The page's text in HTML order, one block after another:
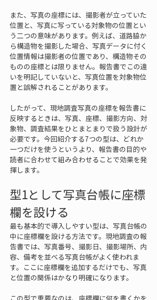
また、写真の座標には、撮影者が立っていた
位置と、写真に写っている対象物の位置とい
う二つの意味があります。例えば、道路脇か
ら構造物を撮影した場合、写真データに付く
位置情報は撮影者の位置であり、構造物その
ものの座標とは限りません。報告書でこの違
いを明記していないと、写真位置を対象物位
置と誤解されることがあります。
したがって、現地調査写真の座標を報告書に
反映するときは、写真、座標、撮影方向、対
象物、調査結果をひとまとまりで扱う設計が
必要です。今回紹介する7つの型は、どれか
一つだけを使うというより、報告書の目的や
読者に合わせて組み合わせることで効果を発
揮します。
型1として写真台帳に座標
欄を設ける
最も基本的で導入しやすい型は、写真台帳の
中に座標欄を設ける方法です。現地調査の報
告書では、写真番号、撮影日、撮影場所、内
容、備考を並べる写真台帳がよく使われま
す。ここに座標欄を追加するだけでも、写真
と位置の関係はかなり明確になります。
この型で重要なのは、座標欄に何を書くかを